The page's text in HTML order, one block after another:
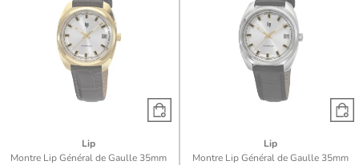
Lip
Montre Lip Général de Gaulle 35mm
Lip
Montre Lip Général de Gaulle 35mm